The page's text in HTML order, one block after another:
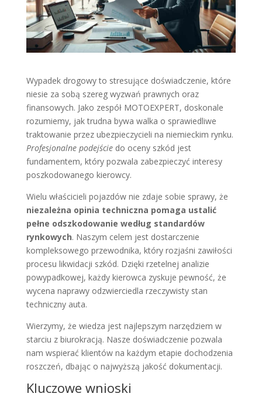
Wypadek drogowy to stresujące doświadczenie, które
niesie za sobą szereg wyzwań prawnych oraz
finansowych. Jako zespół MOTOEXPERT, doskonale
rozumiemy, jak trudna bywa walka o sprawiedliwe
traktowanie przez ubezpieczycieli na niemieckim rynku.
Profesjonalne podejściedo oceny szkód jest
fundamentem, który pozwala zabezpieczyć interesy
poszkodowanego kierowcy.
Wielu właścicieli pojazdów nie zdaje sobie sprawy, że
niezależna opinia techniczna pomaga ustalić
pełne odszkodowanie według standardów
rynkowych. Naszym celem jest dostarczenie
kompleksowego przewodnika, który rozjaśni zawiłości
procesu likwidacji szkód. Dzięki rzetelnej analizie
powypadkowej, każdy kierowca zyskuje pewność, że
wycena naprawy odzwierciedla rzeczywisty stan
techniczny auta.
Wierzymy, że wiedza jest najlepszym narzędziem w
starciu z biurokracją. Nasze doświadczenie pozwala
nam wspierać klientów na każdym etapie dochodzenia
roszczeń, dbając o najwyższą jakość dokumentacji.
Kluczowe wnioski